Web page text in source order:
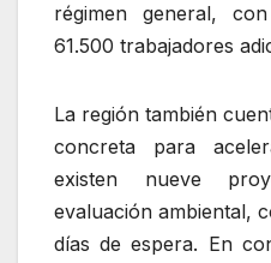
régimen general,
61.500 trabajadores
La región también
concreta para
existen nueve
evaluación ambiental,
días de espera. En